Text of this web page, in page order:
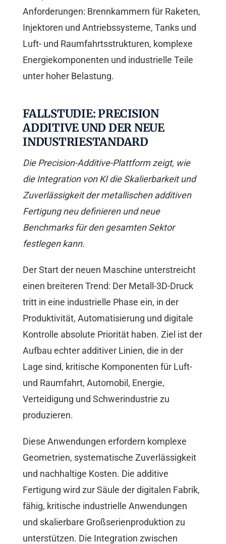
Anforderungen: Brennkammern für Raketen,
Injektoren und Antriebssysteme, Tanks und
Luft- und Raumfahrtsstrukturen, komplexe
Energiekomponenten und industrielle Teile
unter hoher Belastung.
FALLSTUDIE: PRECISION
ADDITIVE UND DER NEUE
INDUSTRIESTANDARD
Die Precision-Additive-Plattform zeigt, wie
die Integration von KI die Skalierbarkeit und
Zuverlässigkeit der metallischen additiven
Fertigung neu definieren und neue
Benchmarks für den gesamten Sektor
festlegen kann.
Der Start der neuen Maschine unterstreicht
einen breiteren Trend: Der Metall-3D-Druck
tritt in eine industrielle Phase ein, in der
Produktivität, Automatisierung und digitale
Kontrolle absolute Priorität haben. Ziel ist der
Aufbau echter additiver Linien, die in der
Lage sind, kritische Komponenten für Luft-
und Raumfahrt, Automobil, Energie,
Verteidigung und Schwerindustrie zu
produzieren.
Diese Anwendungen erfordern komplexe
Geometrien, systematische Zuverlässigkeit
und nachhaltige Kosten. Die additive
Fertigung wird zur Säule der digitalen Fabrik,
fähig, kritische industrielle Anwendungen
und skalierbare Großserienproduktion zu
unterstützen. Die Integration zwischen